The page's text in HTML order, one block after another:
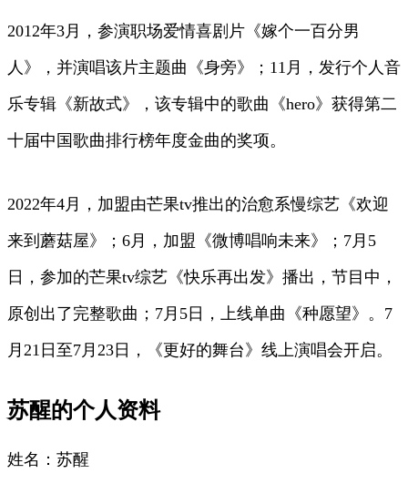
2012年3月，参演职场爱情喜剧片《嫁个一百分男
人》，并演唱该片主题曲《身旁》；11月，发行个人音
乐专辑《新故式》，该专辑中的歌曲《hero》获得第二
十届中国歌曲排行榜年度金曲的奖项。
2022年4月，加盟由芒果tv推出的治愈系慢综艺《欢迎
来到蘑菇屋》；6月，加盟《微博唱响未来》；7月5
日，参加的芒果tv综艺《快乐再出发》播出，节目中，
原创出了完整歌曲；7月5日，上线单曲《种愿望》。7
月21日至7月23日，《更好的舞台》线上演唱会开启。
苏醒的个人资料
姓名：苏醒